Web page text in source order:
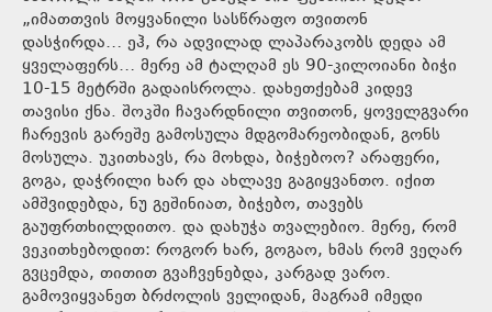
„იმათთვის მოყვანილი სასწრაფო თვითონ
დასჭირდა… ეჰ, რა ადვილად ლაპარაკობს დედა ამ
ყველაფერს… მერე ამ ტალღამ ეს 90-კილოიანი ბიჭი
10-15 მეტრში გადაისროლა. დახეთქებამ კიდევ
თავისი ქნა. შოკში ჩავარდნილი თვითონ, ყოველგვარი
ჩარევის გარეშე გამოსულა მდგომარეობიდან, გონს
მოსულა. უკითხავს, რა მოხდა, ბიჭებოო? არაფერი,
გოგა, დაჭრილი ხარ და ახლავე გაგიყვანთო. იქით
ამშვიდებდა, ნუ გეშინიათ, ბიჭებო, თავებს
გაუფრთხილდითო. და დახუჭა თვალებიო. მერე, რომ
ვეკითხებოდით: როგორ ხარ, გოგაო, ხმას რომ ვეღარ
გვცემდა, თითით გვაჩვენებდა, კარგად ვარო.
გამოვიყვანეთ ბრძოლის ველიდან, მაგრამ იმედი